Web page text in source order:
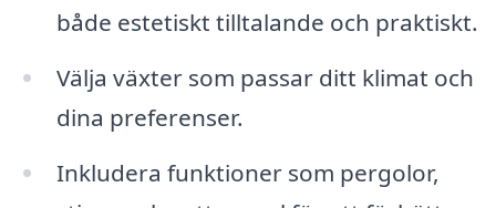
både estetiskt tilltalande och praktiskt.
Välja växter som passar ditt klimat och
dina preferenser.
Inkludera funktioner som pergolor,